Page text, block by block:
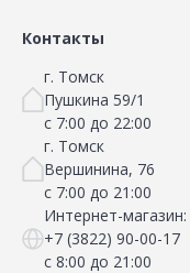
Контакты
г. Томск
Пушкина 59/1
с 7:00 до 22:00
г. Томск
Вершинина, 76
с 7:00 до 21:00
Интернет-магазин:
+7 (3822) 90-00-17
с 8:00 до 21:00